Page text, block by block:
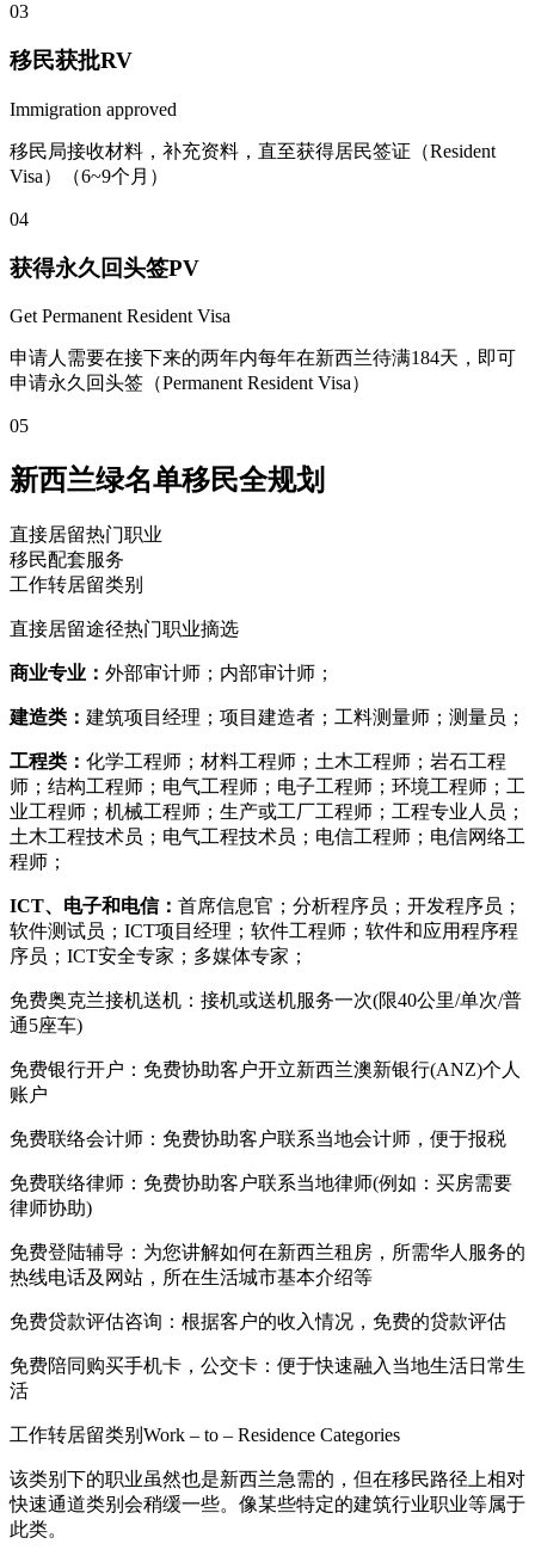
03
移民获批RV
Immigration approved
移民局接收材料，补充资料，直至获得居民签证（Resident
Visa）（6~9个月）
04
获得永久回头签PV
Get Permanent Resident Visa
申请人需要在接下来的两年内每年在新西兰待满184天，即可
申请永久回头签（Permanent Resident Visa）
05
新西兰绿名单移民全规划
直接居留热门职业
移民配套服务
工作转居留类别
直接居留途径热门职业摘选
商业专业： 外部审计师；内部审计师；
建造类： 建筑项目经理；项目建造者；工料测量师；测量员；
工程类： 化学工程师；材料工程师；土木工程师；岩石工程
师；结构工程师；电气工程师；电子工程师；环境工程师；工
业工程师；机械工程师；生产或工厂工程师；工程专业人员；
土木工程技术员；电气工程技术员；电信工程师；电信网络工
程师；
ICT、电子和电信： 首席信息官；分析程序员；开发程序员；
软件测试员；ICT项目经理；软件工程师；软件和应用程序程
序员；ICT安全专家；多媒体专家；
免费奥克兰接机送机：接机或送机服务一次(限40公里/单次/普
通5座车)
免费银行开户：免费协助客户开立新西兰澳新银行(ANZ)个人
账户
免费联络会计师：免费协助客户联系当地会计师，便于报税
免费联络律师：免费协助客户联系当地律师(例如：买房需要
律师协助)
免费登陆辅导：为您讲解如何在新西兰租房，所需华人服务的
热线电话及网站，所在生活城市基本介绍等
免费贷款评估咨询：根据客户的收入情况，免费的贷款评估
免费陪同购买手机卡，公交卡：便于快速融入当地生活日常生
活
工作转居留类别Work – to – Residence Categories
该类别下的职业虽然也是新西兰急需的，但在移民路径上相对
快速通道类别会稍缓一些。像某些特定的建筑行业职业等属于
此类。